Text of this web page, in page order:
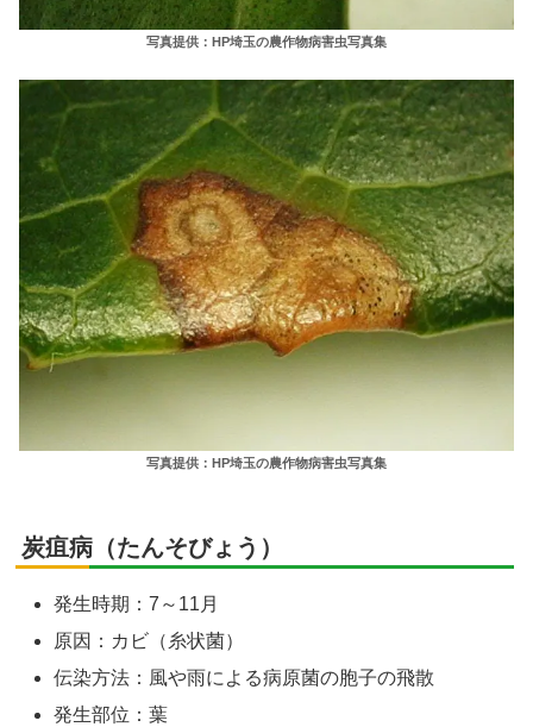
写真提供：HP埼玉の農作物病害虫写真集
写真提供：HP埼玉の農作物病害虫写真集
炭疽病（たんそびょう）
発生時期：7～11月
原因：カビ（糸状菌）
伝染方法：風や雨による病原菌の胞子の飛散
発生部位：葉